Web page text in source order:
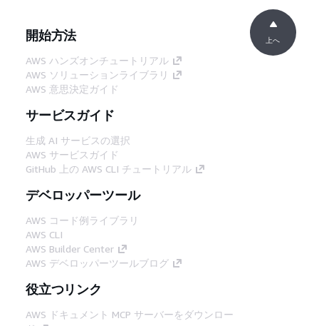
開始方法
AWS ハンズオンチュートリアル
AWS ソリューションライブラリ
AWS 意思決定ガイド
サービスガイド
生成 AI サービスの選択
AWS サービスガイド
GitHub 上の AWS CLI チュートリアル
デベロッパーツール
AWS コード例ライブラリ
AWS CLI
AWS Builder Center
AWS デベロッパーツールブログ
役立つリンク
AWS ドキュメント MCP サーバーをダウンロー
上へ